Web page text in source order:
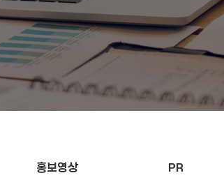
홍보영상 PR